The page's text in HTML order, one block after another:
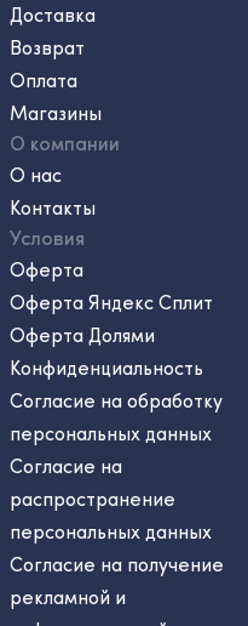
Доставка
Возврат
Оплата
Магазины
О компании
О нас
Контакты
Условия
Оферта
Оферта Яндекс Сплит
Оферта Долями
Конфиденциальность
Согласие на обработку
персональных данных
Согласие на
распространение
персональных данных
Согласие на получение
рекламной и